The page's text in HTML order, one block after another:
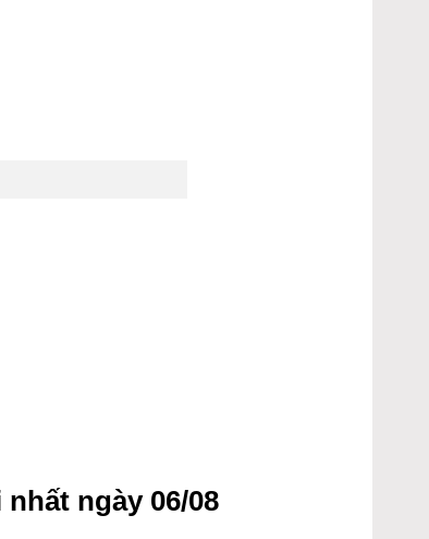
ngày 06/08